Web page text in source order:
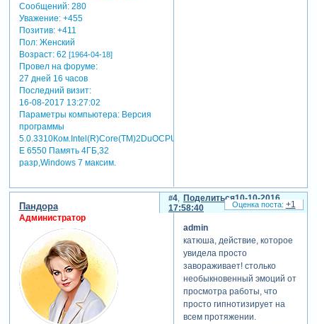
Сообщений:280
Уважение: +455
Позитив: +411
Пол:Женский
Возраст:62 [1964-04-18]
Провел на форуме:
27 дней 16 часов
Последний визит:
16-08-2017 13:27:02
Параметры компьютера:Версия
программы
5.0.3310Ком.Intel(R)Core(TM)2DuOCPU
E 6550 Память 4ГБ,32
разр,Windows 7 максим.
Поделиться
4
10-10-2016
17:58:40
Пандора
Администратор
admin
катюша, действие, которое
увидела просто
завораживает! столько
необыкновенный эмоций от
просмотра работы, что
просто гипнотизирует на
всем протяжении.
+1